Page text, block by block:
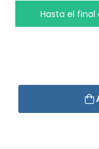
Hasta el